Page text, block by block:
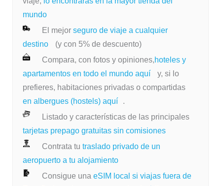
mundo
El mejor seguro de viaje a cualquier
destino
(y con 5% de descuento)
Compara, con fotos y opiniones,hoteles y
apartamentos en todo el mundo aquí
y, si lo
prefieres, habitaciones privadas o compartidas
en albergues (hostels) aquí
.
Listado y características de las principales
tarjetas prepago gratuitas sin comisiones
Contrata tu traslado privado de un
aeropuerto a tu alojamiento
Consigue una eSIM local si viajas fuera de